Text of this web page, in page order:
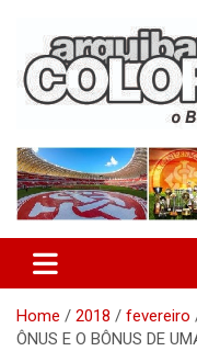
content
Home 2018 fevereiro
ÔNUS E O BÔNUS DE